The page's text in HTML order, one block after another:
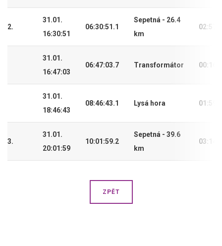
2.
31.01.
16:30:51
06:30:51.1
Sepetná - 26.4
km
31.01.
16:47:03
06:47:03.7 Transformátor
31.01.
18:46:43
08:46:43.1 Lysá hora
3.
31.01.
20:01:59
10:01:59.2
Sepetná - 39.6
km
ZPĚT